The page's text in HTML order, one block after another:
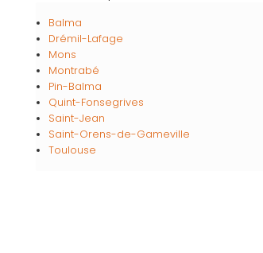
Balma
Drémil-Lafage
Mons
Montrabé
Pin-Balma
Quint-Fonsegrives
Saint-Jean
Saint-Orens-de-Gameville
Toulouse